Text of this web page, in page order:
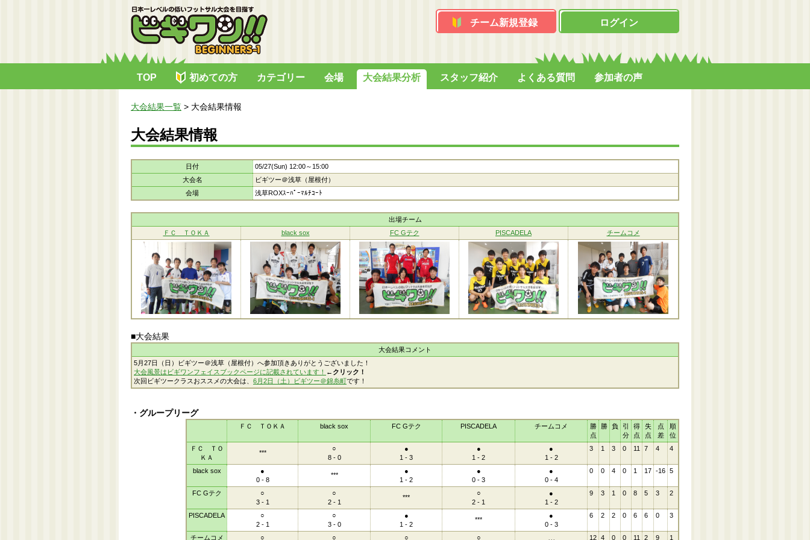
チーム新規登録 ログイン
TOP 初めての方 カテゴリー 会場 大会結果分析 スタッフ紹介 よくある質問 参加者の声
大会結果一覧 > 大会結果情報
大会結果情報
日付
05/27(Sun) 12:00～15:00
大会名
ビギツー＠浅草（屋根付）
会場
浅草ROXｽｰﾊﾟｰﾏﾙﾁｺｰﾄ
出場チーム
ＦＣ ＴＯＫＡ
black sox FC Gテク PISCADELA チームコメ
■大会結果
大会結果コメント
5月27日（日）ビギツー＠浅草（屋根付）へ参加頂きありがとうございました！
大会風景はビギワンフェイスブックページに記載されています！ ←クリック！
次回ビギツークラスおススメの大会は、 6月2日（土）ビギツー＠錦糸町です！
・グループリーグ
ＦＣ ＴＯＫＡ black sox FC Gテク PISCADELA チームコメ
勝
点
勝 負
引
分
得
点
失
点
点
差
順
位
ＦＣ ＴＯ
ＫＡ
***
○
8 - 0
●
1 - 3
●
1 - 2
●
1 - 2
3 1 3 0 11 7 4 4
black sox
●
0 - 8
***
●
1 - 2
●
0 - 3
●
0 - 4
0 0 4 0 1 17 -16 5
FC Gテク
○
3 - 1
○
2 - 1
***
○
2 - 1
●
1 - 2
9 3 1 0 8 5 3 2
PISCADELA
○
2 - 1
○
3 - 0
●
1 - 2
***
●
0 - 3
6 2 2 0 6 6 0 3
チームコメ ○ ○ ○ ○ 12 4 0 0 11 2 9 1